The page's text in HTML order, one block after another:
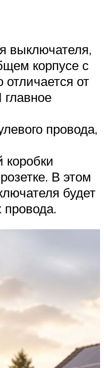
выключателя,
корпусе с
отличается от
провода,
коробки
В этом
будет